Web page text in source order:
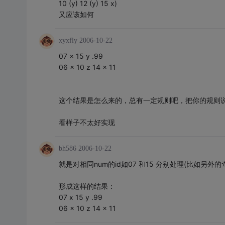
10 (y) 12 (y) 15 x)
又应该如何
xyxfly 2006-10-22
07 x 15 y .99
06 x 10 z 14 x 11
这个结果是怎么来的，总有一定规则吧，把你的规则
看样子不太好实现
bh586 2006-10-22
就是对相同num的id如07 和15 分别处理(比如另外的
形成这样的结果：
07 x 15 y .99
06 x 10 z 14 x 11